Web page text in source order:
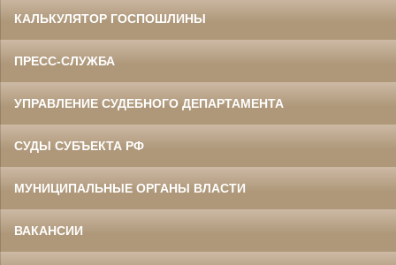
КАЛЬКУЛЯТОР ГОСПОШЛИНЫ
ПРЕСС-СЛУЖБА
УПРАВЛЕНИЕ СУДЕБНОГО ДЕПАРТАМЕНТА
СУДЫ СУБЪЕКТА РФ
МУНИЦИПАЛЬНЫЕ ОРГАНЫ ВЛАСТИ
ВАКАНСИИ